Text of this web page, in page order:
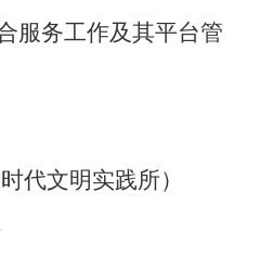
服务工作及其平台管
代文明实践所）